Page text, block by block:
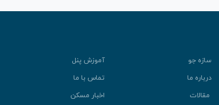
جو
آموزش پنل
ما
تماس با ما
اخبار مسکن